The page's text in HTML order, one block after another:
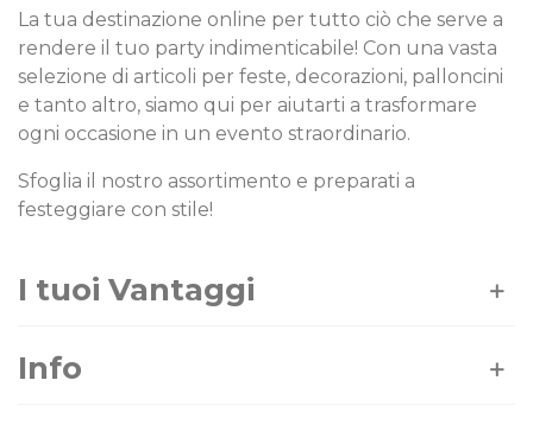
La tua destinazione online per tutto ciò che serve a
rendere il tuo party indimenticabile! Con una vasta
selezione di articoli per feste, decorazioni, palloncini
e tanto altro, siamo qui per aiutarti a trasformare
ogni occasione in un evento straordinario.
Sfoglia il nostro assortimento e preparati a
festeggiare con stile!
I tuoi Vantaggi
Info